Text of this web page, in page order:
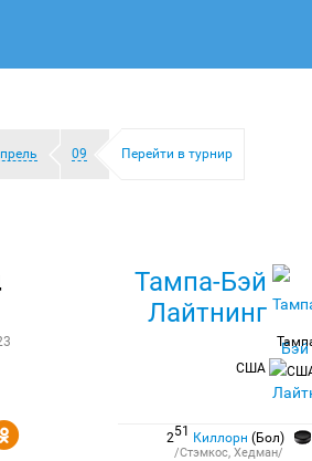
09 Перейти в турнир
Тампа-Бэй
Лайтнинг
США
251 Киллорн (Бол)
/Стэмкос, Хедман/